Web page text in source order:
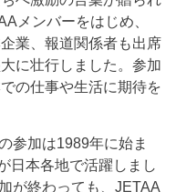
メンバーをはじめ、
業、報道関係者も出席
に壮行しました。参加
の仕事や生活に期待を
参加は1989年に始ま
日本各地で活躍しまし
が終わっても、JETAA